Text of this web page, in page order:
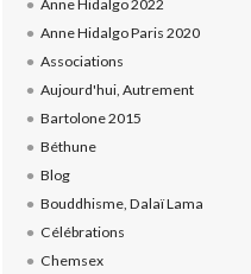
Anne Hidalgo 2022
Anne Hidalgo Paris 2020
Associations
Aujourd'hui, Autrement
Bartolone 2015
Béthune
Blog
Bouddhisme, Dalaï Lama
Célébrations
Chemsex